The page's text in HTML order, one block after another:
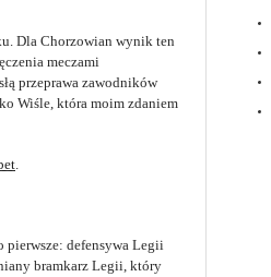
Dla Chorzowian wynik ten
meczami
przeprawa zawodników
Wiśle, która moim zdaniem
.
pierwsze: defensywa Legii
bramkarz Legii, który